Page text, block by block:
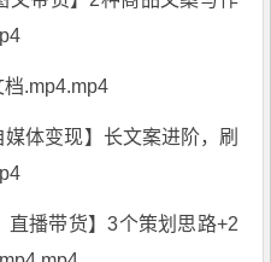
.mp4.mp4
体变现】长文案进阶，刷
直播带货】3个策划思路+2